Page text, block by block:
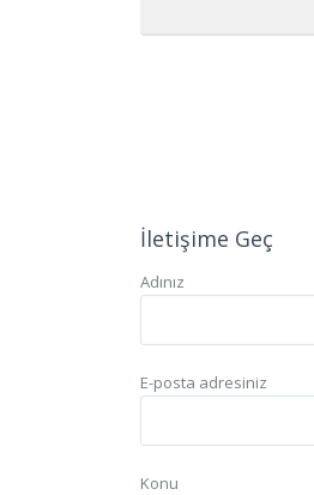
İletişime Geç
Adınız
E-posta adresiniz
Konu